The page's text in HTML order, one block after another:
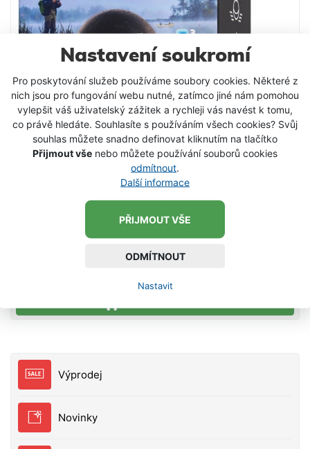
Nastavení soukromí
Pro poskytování služeb používáme soubory cookies. Některé z
nich jsou pro fungování webu nutné, zatímco jiné nám pomohou
vylepšit váš uživatelský zážitek a rychleji vás navést k tomu,
co právě hledáte. Souhlasíte s používáním všech cookies? Svůj
souhlas můžete snadno definovat kliknutím na tlačítko
Přijmout vše nebo můžete používání souborů cookies
odmítnout
Další informace
PŘIJMOUT VŠE
ODMÍTNOUT
Nastavit
Výprodej
Novinky
Deeper Pro+ 2 Smart nahazovací sonar WiFi
vůbec. Již mnoho rybářů po celém světe jej
lepší než kdy předtím! PROČ PRO+ 2? Sonar Deeper
PRO+ 2 se hodí do každého ročního období a pro
všechny typy ryb. Tento lehký a přenosný rybářský
zobrazíte díky aplikaci Fish Deeper™. Nyní si můžete
plánovat,zaznamenávat a analyzovat své rybářské
těmto datům máte přístup z jakéhokoliv zařízení
VESTAVĚNÁ GPS Vytvářejte mapy ze břehu, mola